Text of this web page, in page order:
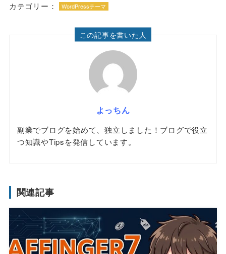
カテゴリー： WordPressテーマ
この記事を書いた人
よっちん
副業でブログを始めて、独立しました！ブログで役立
つ知識やTipsを発信しています。
関連記事